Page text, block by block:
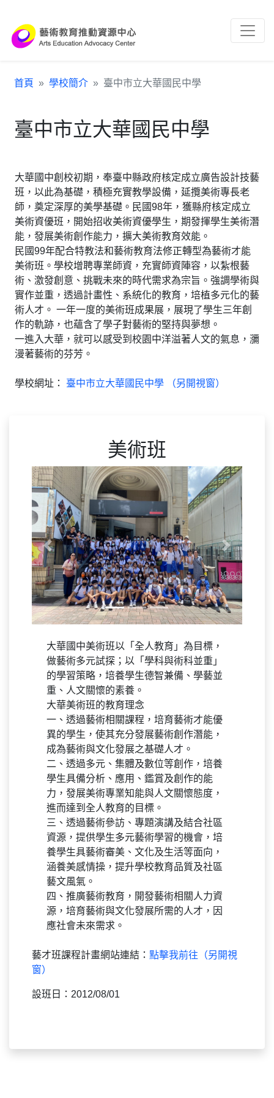
首頁 學校簡介 臺中市立大華國民中學
臺中市立大華國民中學
大華國中創校初期，奉臺中縣政府核定成立廣告設計技藝
班，以此為基礎，積極充實教學設備，延攬美術專長老
師，奠定深厚的美學基礎。民國98年，獲縣府核定成立
美術資優班，開始招收美術資優學生，期發揮學生美術潛
能，發展美術創作能力，擴大美術教育效能。
民國99年配合特教法和藝術教育法修正轉型為藝術才能
美術班。學校增聘專業師資，充實師資陣容，以紮根藝
術、激發創意、挑戰未來的時代需求為宗旨。強調學術與
實作並重，透過計畫性、系統化的教育，培植多元化的藝
術人才。 一年一度的美術班成果展，展現了學生三年創
作的軌跡，也蘊含了學子對藝術的堅持與夢想。
一進入大華，就可以感受到校園中洋溢著人文的氣息，瀰
漫著藝術的芬芳。
學校網址： 臺中市立大華國民中學 （另開視窗）
美術班
Previous Next
大華國中美術班以「全人教育」為目標，
做藝術多元試探；以「學科與術科並重」
的學習策略，培養學生德智兼備、學藝並
重、人文關懷的素養。
大華美術班的教育理念
一、透過藝術相關課程，培育藝術才能優
異的學生，使其充分發展藝術創作潛能，
成為藝術與文化發展之基礎人才。
二、透過多元、集體及數位等創作，培養
學生具備分析、應用、鑑賞及創作的能
力，發展美術專業知能與人文關懷態度，
進而達到全人教育的目標。
三、透過藝術參訪、專題演講及結合社區
資源，提供學生多元藝術學習的機會，培
養學生具藝術審美、文化及生活等面向，
涵養美感情操，提升學校教育品質及社區
藝文風氣。
四、推廣藝術教育，開發藝術相關人力資
源，培育藝術與文化發展所需的人才，因
應社會未來需求。
藝才班課程計畫網站連結： 點擊我前往（另開視
窗）
設班日：2012/08/01